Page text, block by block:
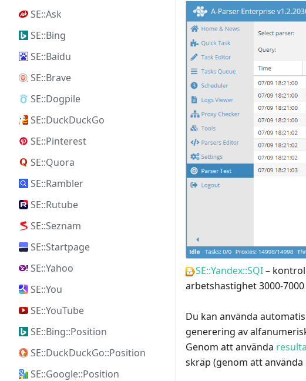
SE::Ask
SE::Bing
SE::Baidu
SE::Brave
SE::Dogpile
SE::DuckDuckGo
SE::Pinterest
SE::Quora
SE::Rambler
SE::Rutube
SE::Seznam
SE::Startpage
SE::Yahoo
SE::You
SE::YouTube
SE::Bing::Position
SE::DuckDuckGo::Position
SE::Google::Position
SE::Yandex::SQI–
arbetshastighet 3000-
Du kan använda
generering av
Genom att använda
skräp (genom att